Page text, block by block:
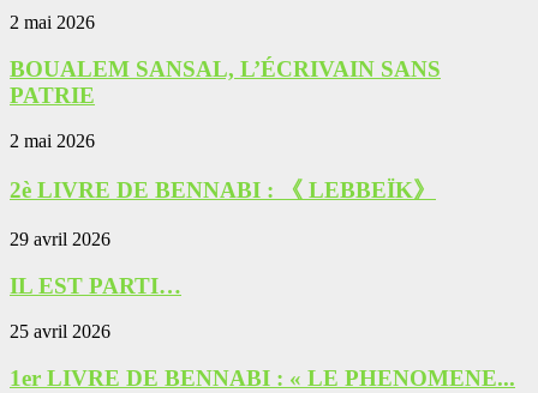
2 mai 2026
BOUALEM SANSAL, L’ÉCRIVAIN SANS
PATRIE
2 mai 2026
2è LIVRE DE BENNABI : 《 LEBBEÏK》
29 avril 2026
IL EST PARTI…
25 avril 2026
1er LIVRE DE BENNABI : « LE PHENOMENE...